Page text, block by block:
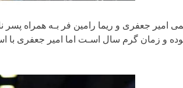
امیر جعفری و ریما رامین فر بـه همراه
بوده و زمان گرم سال اسـت اما امیر